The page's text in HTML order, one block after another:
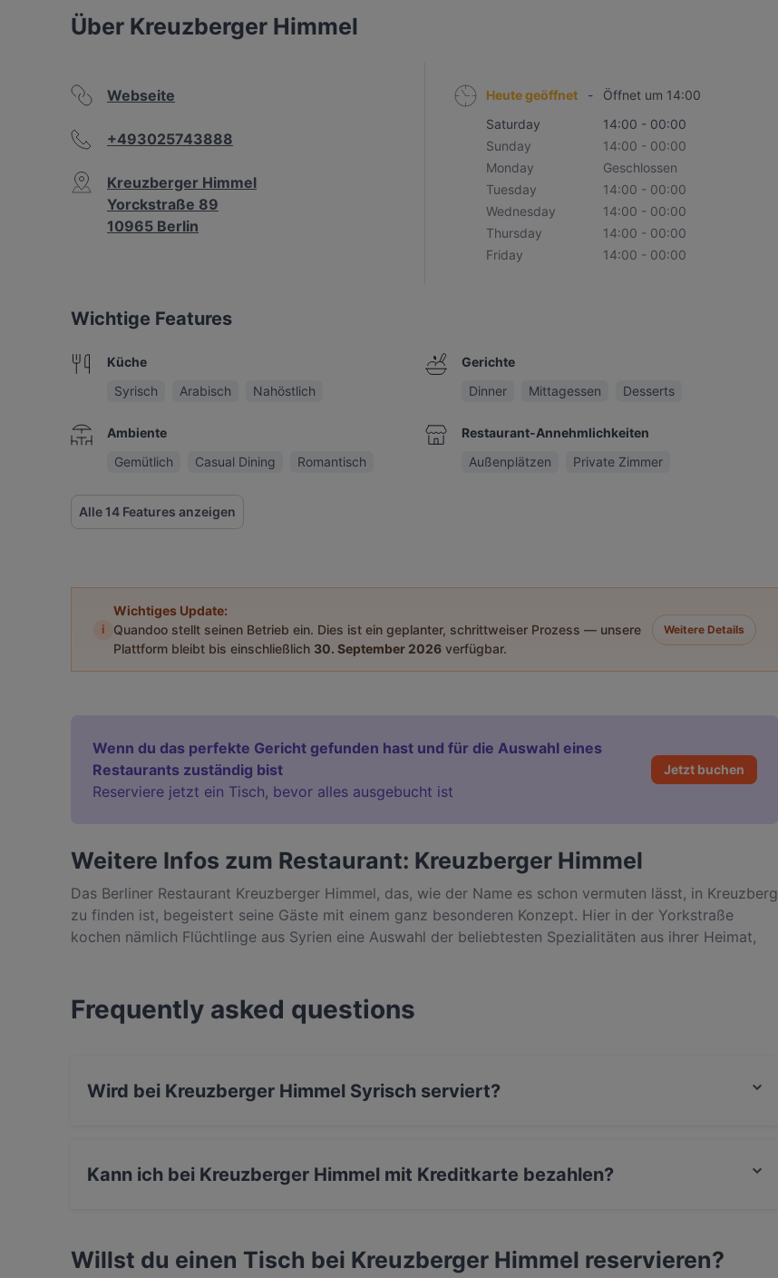
Über Kreuzberger Himmel
Webseite
+493025743888
Kreuzberger Himmel
Yorckstraße 89
10965 Berlin
Heute geöffnet -
Öffnet um 14:00
Saturday
14:00 - 00:00
Sunday
14:00 - 00:00
Monday
Geschlossen
Tuesday
14:00 - 00:00
Wednesday
14:00 - 00:00
Thursday
14:00 - 00:00
Friday
14:00 - 00:00
Wichtige Features
Küche
Syrisch
Arabisch Nahöstlich
Ambiente
Gemütlich
Casual Dining Romantisch
Gerichte
Dinner
Mittagessen Desserts
Restaurant-Annehmlichkeiten
Außenplätzen
Private Zimmer
Alle 14 Features anzeigen
i
Wichtiges Update:
Quandoo stellt seinen Betrieb ein. Dies ist ein geplanter, schrittweiser Prozess — unsere
Plattform bleibt bis einschließlich 30. September 2026 verfügbar.
Weitere Details
Wenn du das perfekte Gericht gefunden hast und für die Auswahl eines
Restaurants zuständig bist
Reserviere jetzt ein Tisch, bevor alles ausgebucht ist
Jetzt buchen
Weitere Infos zum Restaurant: Kreuzberger Himmel
Das Berliner Restaurant Kreuzberger Himmel, das, wie der Name es schon vermuten lässt, in Kreuzberg
zu finden ist, begeistert seine Gäste mit einem ganz besonderen Konzept. Hier in der Yorkstraße
kochen nämlich Flüchtlinge aus Syrien eine Auswahl der beliebtesten Spezialitäten aus ihrer Heimat,
exotische Aromen probieren möchte, sollte sich schnell einen Tisch im Kreuzberger Himmel sichern.
Frequently asked questions
Wird bei Kreuzberger Himmel Syrisch serviert?
Kann ich bei Kreuzberger Himmel mit Kreditkarte bezahlen?
Willst du einen Tisch bei Kreuzberger Himmel reservieren?